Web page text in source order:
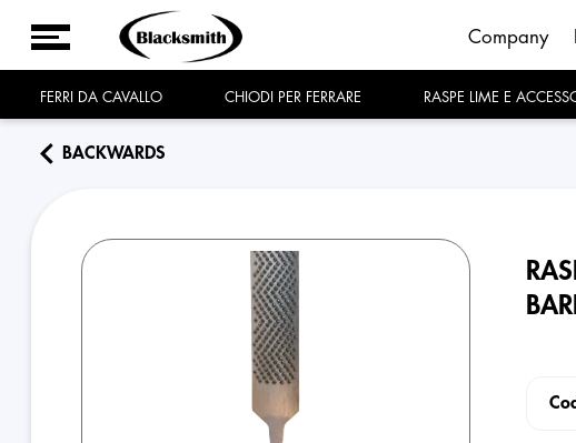
Company
FERRI DA CAVALLO CHIODI PER FERRARE RASPE LIME E
BACKWARDS